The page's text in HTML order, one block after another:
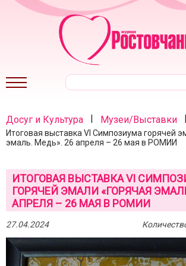
Досуг и Культура | Музеи/Выставки
Итоговая выставка VI Симпозиума горячей
эмаль. Медь». 26 апреля – 26 мая в РОМИИ
ИТОГОВАЯ ВЫСТАВКА VI
ГОРЯЧЕЙ ЭМАЛИ «ГОРЯЧАЯ
АПРЕЛЯ – 26 МАЯ В РОМИИ
27.04.2024